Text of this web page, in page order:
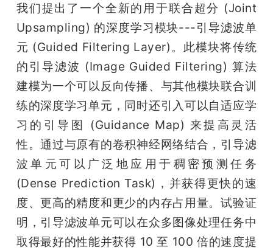
我们提出了一个全新的用于联合超分 (Joint
Upsampling) 的深度学习模块---引导滤波单
元 (Guided Filtering Layer)。此模块将传统
的引导滤波 (Image Guided Filtering) 算法
建模为一个可以反向传播、与其他模块联合训
练的深度学习单元，同时还引入可以自适应学
习的引导图 (Guidance Map) 来提高灵活
性。通过与原有的卷积神经网络结合，引导滤
波单元可以广泛地应用于稠密预测任务
(Dense Prediction Task)，并获得更快的速
度、更高的精度和更少的内存占用量。试验证
明，引导滤波单元可以在众多图像处理任务中
取得最好的性能并获得 10 至 100 倍的速度提